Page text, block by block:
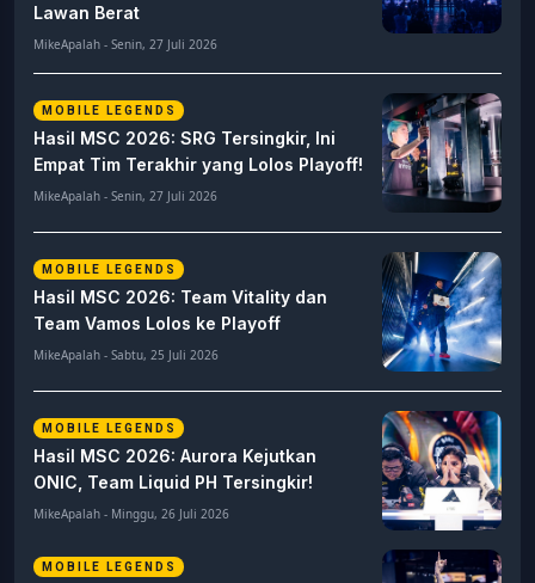
Lawan Berat
MikeApalah - Senin, 27 Juli 2026
MOBILE LEGENDS
Hasil MSC 2026: SRG Tersingkir, Ini
Empat Tim Terakhir yang Lolos Playoff!
MikeApalah - Senin, 27 Juli 2026
MOBILE LEGENDS
Hasil MSC 2026: Team Vitality dan
Team Vamos Lolos ke Playoff
MikeApalah - Sabtu, 25 Juli 2026
MOBILE LEGENDS
Hasil MSC 2026: Aurora Kejutkan
ONIC, Team Liquid PH Tersingkir!
MikeApalah - Minggu, 26 Juli 2026
MOBILE LEGENDS